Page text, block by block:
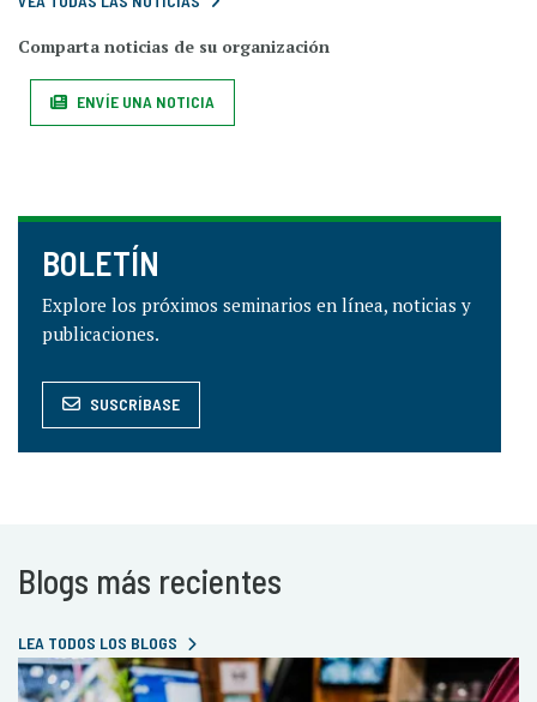
Comparta noticias de su organización
ENVÍE UNA NOTICIA
BOLETÍN
Explore los próximos seminarios en línea, noticias y
publicaciones.
SUSCRÍBASE
Blogs más recientes
LEA TODOS LOS BLOGS